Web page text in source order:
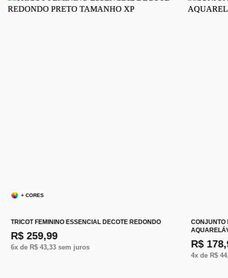
+ CORES
TRICOT FEMININO ESSENCIAL DECOTE REDONDO
R$ 259,99
6x de R$ 43,33sem juros
CONJUNTO
R$
4x de R$